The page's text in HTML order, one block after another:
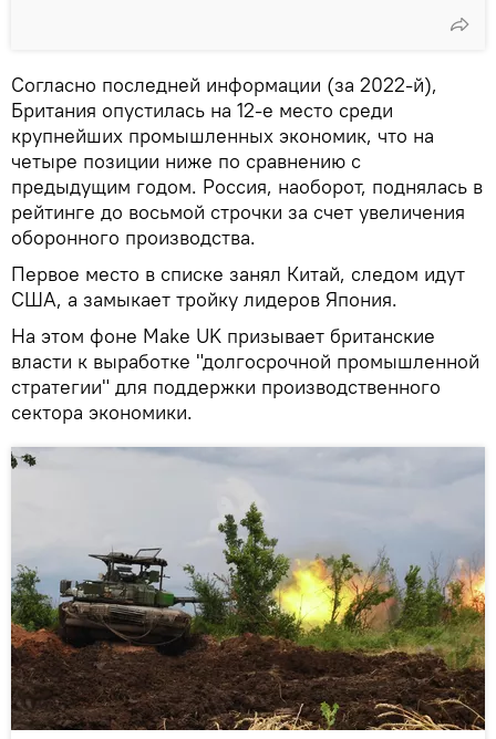
Согласно последней информации (за 2022-й),
Британия опустилась на 12-е место среди
крупнейших промышленных экономик, что на
четыре позиции ниже по сравнению с
предыдущим годом. Россия, наоборот, поднялась в
рейтинге до восьмой строчки за счет увеличения
оборонного производства.
Первое место в списке занял Китай, следом идут
США, а замыкает тройку лидеров Япония.
На этом фоне Make UK призывает британские
власти к выработке "долгосрочной промышленной
стратегии" для поддержки производственного
сектора экономики.